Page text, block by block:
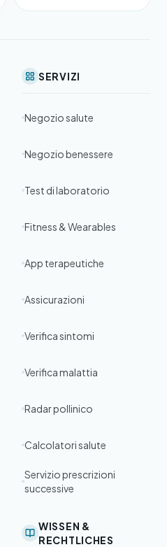
SERVIZI
Negozio salute
Negozio benessere
Test di laboratorio
Fitness & Wearables
App terapeutiche
Assicurazioni
Verifica sintomi
Verifica malattia
Radar pollinico
Calcolatori salute
Servizio prescrizioni
successive
WISSEN &
RECHTLICHES